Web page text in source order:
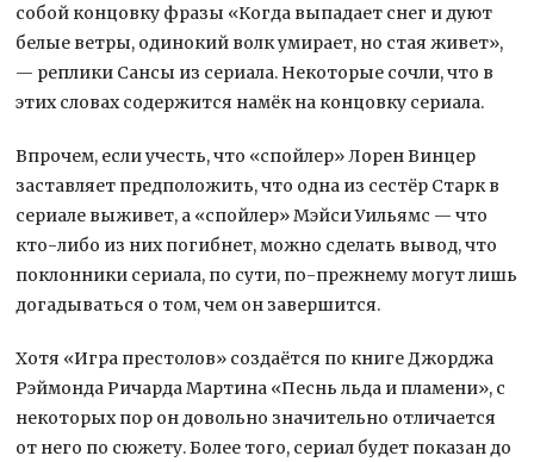
собой концовку фразы «Когда выпадает снег и дуют
белые ветры, одинокий волк умирает, но стая живет»,
— реплики Сансы из сериала. Некоторые сочли, что в
этих словах содержится намёк на концовку сериала.
Впрочем, если учесть, что «спойлер» Лорен Винцер
заставляет предположить, что одна из сестёр Старк в
сериале выживет, а «спойлер» Мэйси Уильямс — что
кто-либо из них погибнет, можно сделать вывод, что
поклонники сериала, по сути, по-прежнему могут лишь
догадываться о том, чем он завершится.
Хотя «Игра престолов» создаётся по книге Джорджа
Рэймонда Ричарда Мартина «Песнь льда и пламени», с
некоторых пор он довольно значительно отличается
от него по сюжету. Более того, сериал будет показан до